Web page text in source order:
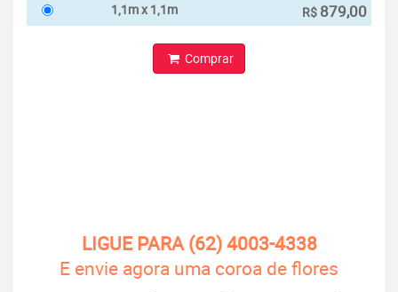
1,1m x 1,1m
R$ 879,00
Comprar
LIGUE PARA (62) 4003-4338
E envie agora uma coroa de flores